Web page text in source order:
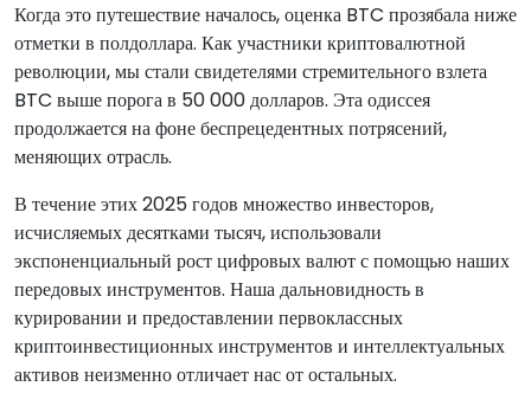
Когда это путешествие началось, оценка BTC прозябала ниже
отметки в полдоллара. Как участники криптовалютной
революции, мы стали свидетелями стремительного взлета
BTC выше порога в 50 000 долларов. Эта одиссея
продолжается на фоне беспрецедентных потрясений,
меняющих отрасль.
В течение этих 2025 годов множество инвесторов,
исчисляемых десятками тысяч, использовали
экспоненциальный рост цифровых валют с помощью наших
передовых инструментов. Наша дальновидность в
курировании и предоставлении первоклассных
криптоинвестиционных инструментов и интеллектуальных
активов неизменно отличает нас от остальных.